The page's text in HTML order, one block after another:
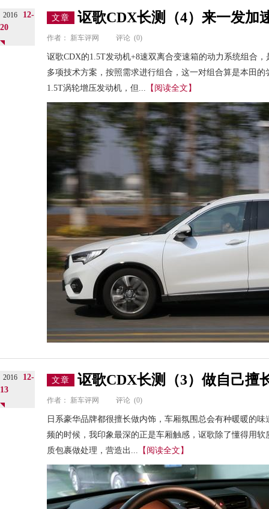
2016
12-
20
文章 讴歌CDX长测（4）来一发加
作者： 新车评网 评论 (0)
讴歌CDX的1.5T发动机+8速双离合变速箱的动力系统组合
多项技术方案，按照需求进行组合，这一对组合算是本田
1.5T涡轮增压发动机，但... 【阅读全文】
2016
12-
13
文章 讴歌CDX长测（3）做自己擅
作者： 新车评网 评论 (0)
日系豪华品牌都很擅长做内饰，车厢氛围总会有种暖暖的
频的时候，我印象最深的正是车厢触感，讴歌除了懂得用
质包裹做处理，营造出... 【阅读全文】